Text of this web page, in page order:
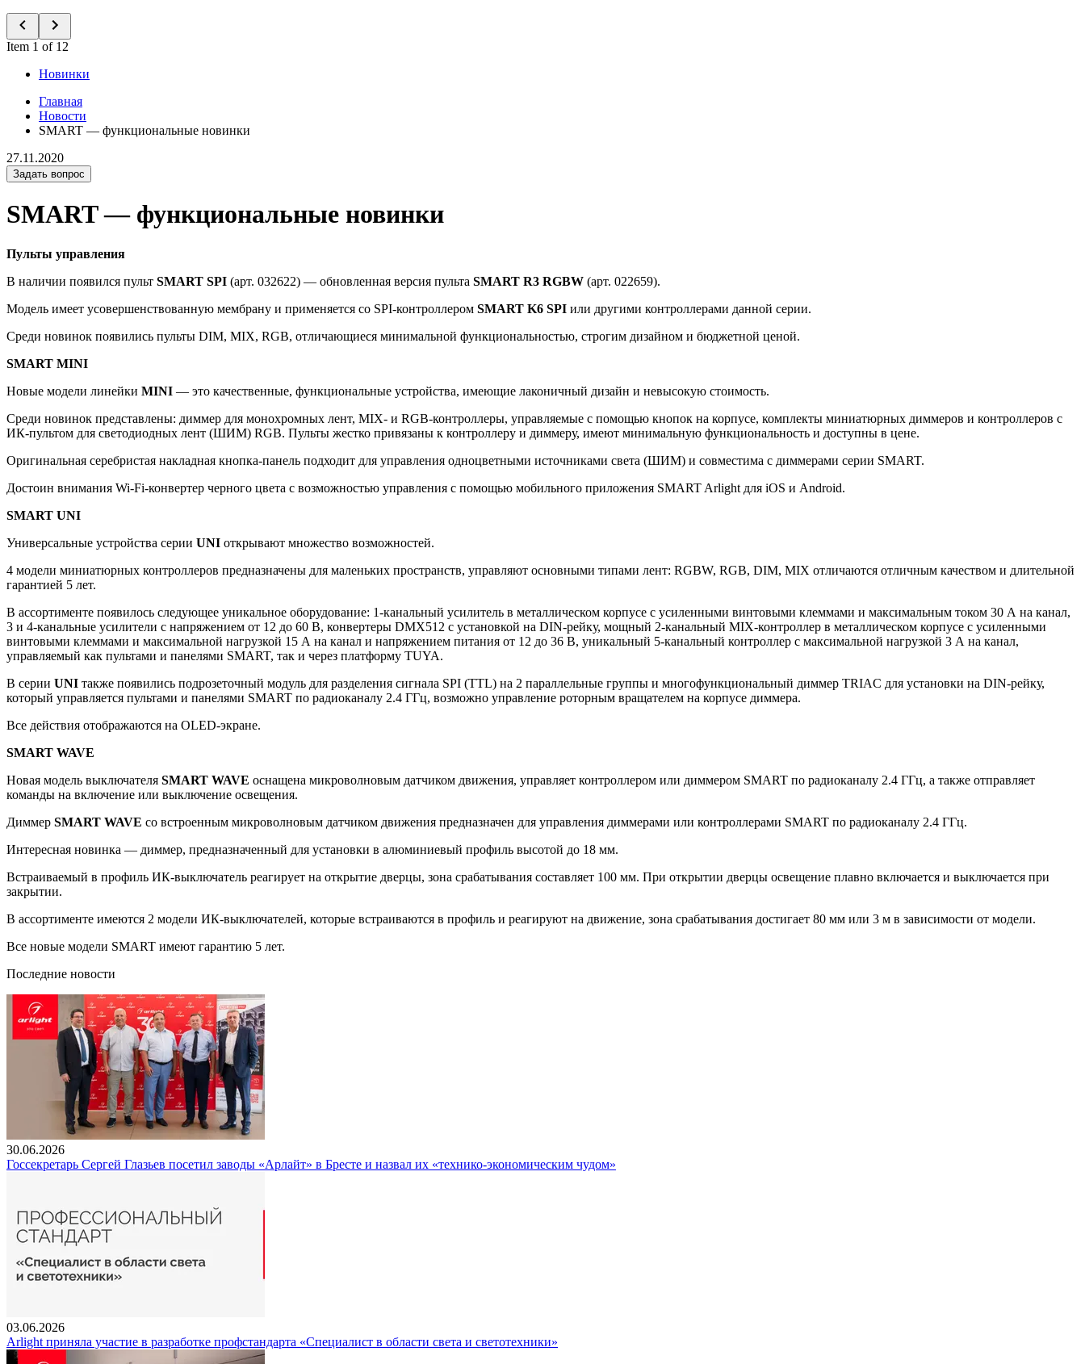
Item 1 of 12
Новинки
Главная
Новости
SMART — функциональные новинки
27.11.2020
Задать вопрос
SMART — функциональные новинки
Пульты управления
В наличии появился пульт SMART SPI (арт. 032622) — обновленная версия пульта SMART R3 RGBW (арт. 022659).
Модель имеет усовершенствованную мембрану и применяется со SPI-контроллером SMART K6 SPI или другими контроллерами данной серии.
Среди новинок появились пульты DIM, MIX, RGB, отличающиеся минимальной функциональностью, строгим дизайном и бюджетной ценой.
SMART MINI
Новые модели линейки MINI — это качественные, функциональные устройства, имеющие лаконичный дизайн и невысокую стоимость.
Среди новинок представлены: диммер для монохромных лент, MIX- и RGB-контроллеры, управляемые с помощью кнопок на корпусе, комплекты миниатюрных диммеров и контроллеров с
ИК-пультом для светодиодных лент (ШИМ) RGB. Пульты жестко привязаны к контроллеру и диммеру, имеют минимальную функциональность и доступны в цене.
Оригинальная серебристая накладная кнопка-панель подходит для управления одноцветными источниками света (ШИМ) и совместима с диммерами серии SMART.
Достоин внимания Wi-Fi-конвертер черного цвета с возможностью управления с помощью мобильного приложения SMART Arlight для iOS и Android.
SMART UNI
Универсальные устройства серии UNI открывают множество возможностей.
4 модели миниатюрных контроллеров предназначены для маленьких пространств, управляют основными типами лент: RGBW, RGB, DIM, MIX отличаются отличным качеством и длительной
гарантией 5 лет.
В ассортименте появилось следующее уникальное оборудование: 1-канальный усилитель в металлическом корпусе с усиленными винтовыми клеммами и максимальным током 30 А на канал,
3 и 4-канальные усилители с напряжением от 12 до 60 В, конвертеры DMX512 с установкой на DIN-рейку, мощный 2-канальный MIX-контроллер в металлическом корпусе с усиленными
винтовыми клеммами и максимальной нагрузкой 15 А на канал и напряжением питания от 12 до 36 В, уникальный 5-канальный контроллер с максимальной нагрузкой 3 А на канал,
управляемый как пультами и панелями SMART, так и через платформу TUYA.
В серии UNI также появились подрозеточный модуль для разделения сигнала SPI (TTL) на 2 параллельные группы и многофункциональный диммер TRIAC для установки на DIN-рейку,
который управляется пультами и панелями SMART по радиоканалу 2.4 ГГц, возможно управление роторным вращателем на корпусе диммера.
Все действия отображаются на OLED-экране.
SMART WAVE
Новая модель выключателя SMART WAVE оснащена микроволновым датчиком движения, управляет контроллером или диммером SMART по радиоканалу 2.4 ГГц, а также отправляет
команды на включение или выключение освещения.
Диммер SMART WAVE со встроенным микроволновым датчиком движения предназначен для управления диммерами или контроллерами SMART по радиоканалу 2.4 ГГц.
Интересная новинка — диммер, предназначенный для установки в алюминиевый профиль высотой до 18 мм.
Встраиваемый в профиль ИК-выключатель реагирует на открытие дверцы, зона срабатывания составляет 100 мм. При открытии дверцы освещение плавно включается и выключается при
закрытии.
В ассортименте имеются 2 модели ИК-выключателей, которые встраиваются в профиль и реагируют на движение, зона срабатывания достигает 80 мм или 3 м в зависимости от модели.
Все новые модели SMART имеют гарантию 5 лет.
Последние новости
30.06.2026
Госсекретарь Сергей Глазьев посетил заводы «Арлайт» в Бресте и назвал их «технико-экономическим чудом»
03.06.2026
Arlight приняла участие в разработке профстандарта «Специалист в области света и светотехники»